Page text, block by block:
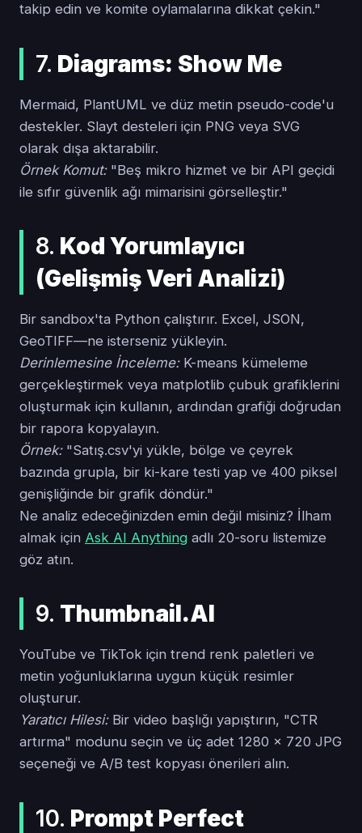
takip edin ve komite oylamalarına dikkat çekin."
7. Diagrams: Show Me
Mermaid, PlantUML ve düz metin pseudo-code'u
destekler. Slayt desteleri için PNG veya SVG
olarak dışa aktarabilir.
Örnek Komut:"Beş mikro hizmet ve bir API geçidi
ile sıfır güvenlik ağı mimarisini görselleştir."
8. Kod Yorumlayıcı
(Gelişmiş Veri Analizi)
Bir sandbox'ta Python çalıştırır. Excel, JSON,
GeoTIFF—ne isterseniz yükleyin.
Derinlemesine İnceleme:K-means kümeleme
gerçekleştirmek veya matplotlib çubuk grafiklerini
oluşturmak için kullanın, ardından grafiği doğrudan
bir rapora kopyalayın.
Örnek:"Satış.csv'yi yükle, bölge ve çeyrek
bazında grupla, bir ki-kare testi yap ve 400 piksel
genişliğinde bir grafik döndür."
Ne analiz edeceğinizden emin değil misiniz? İlham
almak için Ask AI Anything adlı 20-soru listemize
göz atın.
9. Thumbnail.AI
YouTube ve TikTok için trend renk paletleri ve
metin yoğunluklarına uygun küçük resimler
oluşturur.
Yaratıcı Hilesi:Bir video başlığı yapıştırın, "CTR
artırma" modunu seçin ve üç adet 1280 × 720 JPG
seçeneği ve A/B test kopyası önerileri alın.
10. Prompt Perfect